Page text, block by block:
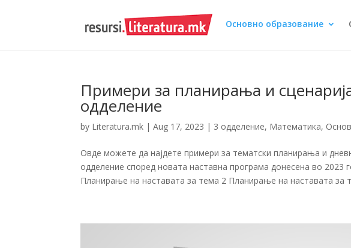
Основно образование
Примери за планирања и
одделение
by Literatura.mk |Aug 17, 2023 | 3 одделение, Математика,
Овде можете да најдете примери за тематски планирања и
одделение според новата наставна програма донесена во 2023
Планирање на наставата за тема 2 Планирање на наставата за